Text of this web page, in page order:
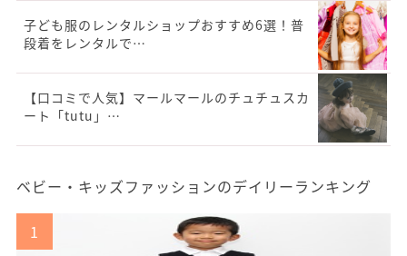
子ども服のレンタルショップおすすめ6選！普
段着をレンタルで…
【口コミで人気】マールマールのチュチュスカ
ート「tutu」…
ベビー・キッズファッションのデイリーランキング